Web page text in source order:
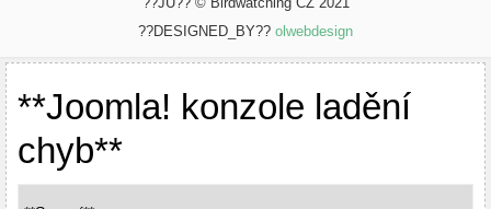
??DESIGNED_BY?? olwebdesign
**Joomla! konzole ladění
chyb**